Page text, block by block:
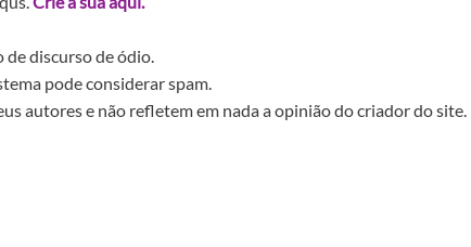
discurso de ódio.
pode considerar spam.
autores e não refletem em nada a opinião do criador do site.